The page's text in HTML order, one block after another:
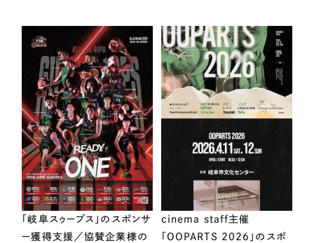
「岐阜スゥープス」のスポンサ
ー獲得支援／協賛企業様の
cinema staff主催
「OOPARTS 2026」のスポ